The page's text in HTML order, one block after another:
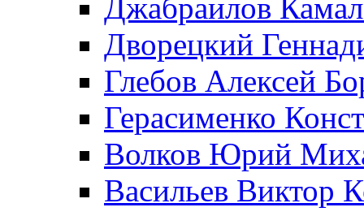
Джабраилов
Дворецкий
Глебов Алексей
Герасименко
Волков Юрий
Васильев Виктор